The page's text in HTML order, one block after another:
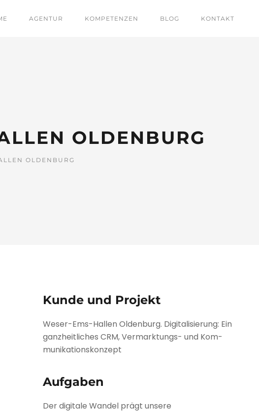
AGENTUR KOMPETENZEN BLOG KONTAKT
OLDENBURG
OLDENBURG
Kunde und Projekt
Weser-Ems-Hallen Oldenburg. Digitalisierung: Ein
ganz­heit­li­ches CRM, Ver­mark­tungs- und Kom­
mu­ni­ka­ti­ons­kon­zept
Aufgaben
Der digitale Wandel prägt unsere